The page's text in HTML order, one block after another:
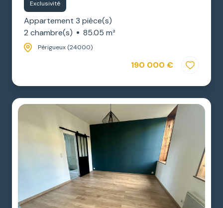
Exclusivité
Appartement 3 pièce(s)
2 chambre(s)
85.05 m²
Périgueux (24000)
190 000 €